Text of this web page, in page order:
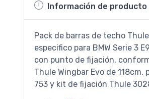
Información de producto
Pack de barras de techo
especifico para BMW Serie 3
con punto de fijación,
Thule Wingbar Evo de 118cm,
753 y kit de fijación Thule